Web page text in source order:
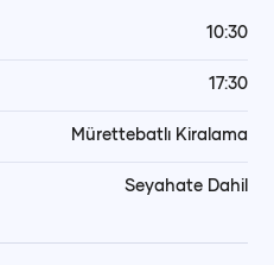
10:30
17:30
Mürettebatlı Kiralama
Seyahate Dahil